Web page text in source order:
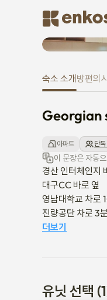
Georgian
숙소 소개 방편의
Georgian
아파트 단
이 문장은 자동
경산 인터체인지
대구CC 바로 옆
영남대학교 차로
진량공단 차로 3분
애완동물 금지입
더보기
유닛 선택